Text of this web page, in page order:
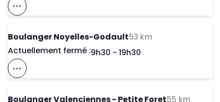
Voir Ce Magasin Sur La Carte
Boulanger Noyelles-Godault53 km
Actuellement fermé :Day of the Week
9h30 - 19h30
Voir Ce Magasin Sur La Carte
Boulanger Valenciennes - Petite Foret55 km